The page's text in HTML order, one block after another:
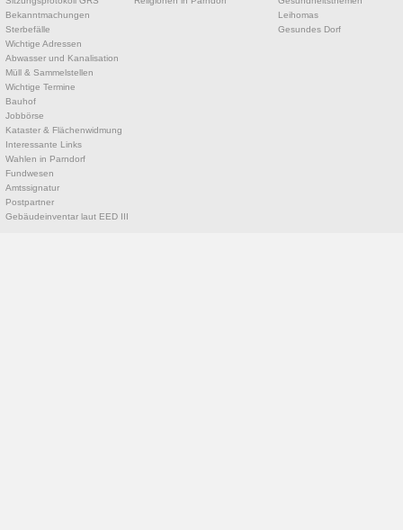
Bekanntmachungen
Sterbefälle
Wichtige Adressen
Abwasser und Kanalisation
Müll & Sammelstellen
Wichtige Termine
Bauhof
Jobbörse
Kataster & Flächenwidmung
Interessante Links
Wahlen in Parndorf
Fundwesen
Amtssignatur
Postpartner
Gebäudeinventar laut EED III
Leihomas
Gesundes Dorf